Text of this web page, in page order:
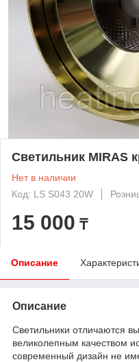
Светильник MIRAS
Нет в наличии
Код: LS S043 20W
15 000 ₸
Описание
Описание
Светильники отличаются
великолепным качеством
современный дизайн не